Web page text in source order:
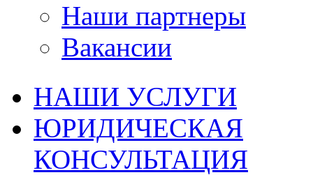
Наши партнеры
Вакансии
НАШИ УСЛУГИ
ЮРИДИЧЕСКАЯ
КОНСУЛЬТАЦИЯ